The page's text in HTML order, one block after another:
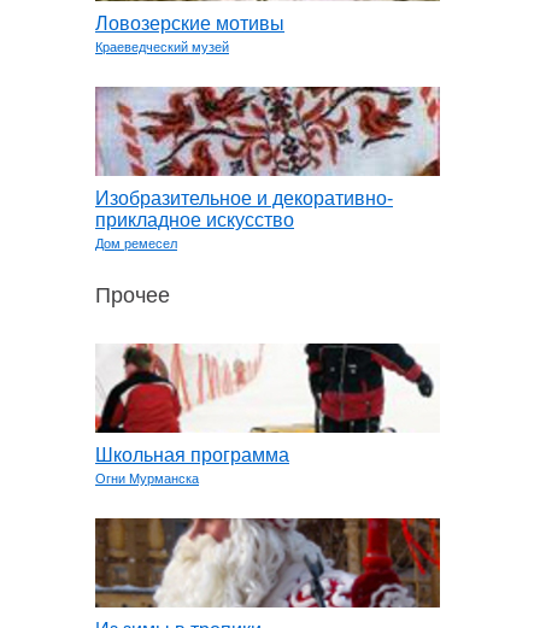
Ловозерские мотивы
Краеведческий музей
Изобразительное и декоративно-
прикладное искусство
Дом ремесел
Прочее
Школьная программа
Огни Мурманска